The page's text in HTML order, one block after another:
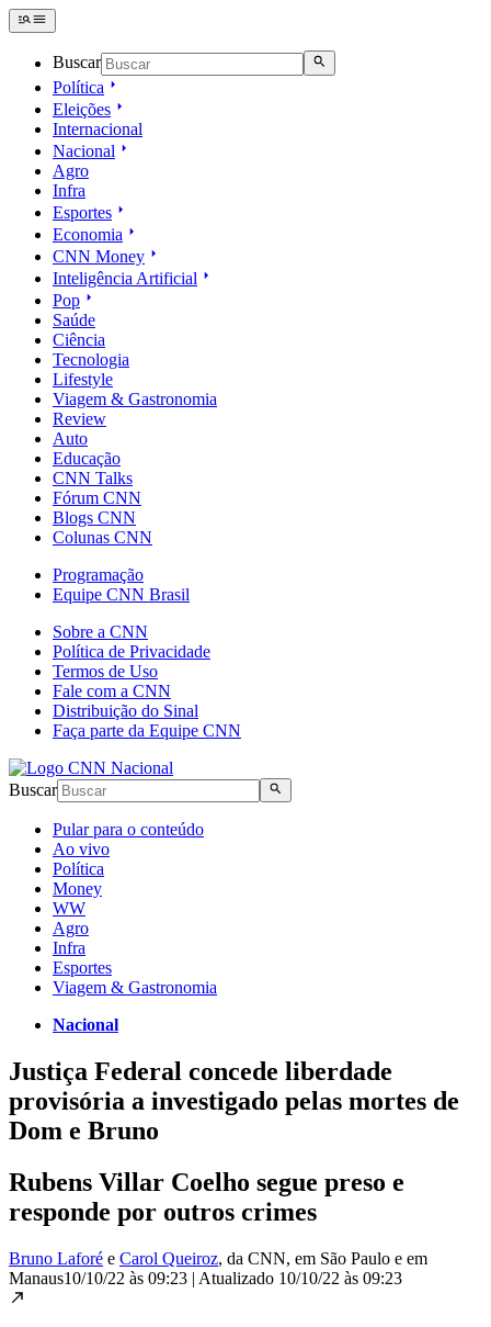
Buscar
Política
Eleições
Internacional
Nacional
Agro
Infra
Esportes
Economia
CNN Money
Inteligência Artificial
Pop
Saúde
Ciência
Tecnologia
Lifestyle
Viagem & Gastronomia
Review
Auto
Educação
CNN Talks
Fórum CNN
Blogs CNN
Colunas CNN
Programação
Equipe CNN Brasil
Sobre a CNN
Política de Privacidade
Termos de Uso
Fale com a CNN
Distribuição do Sinal
Faça parte da Equipe CNN
Buscar
Pular para o conteúdo
Ao vivo
Política
Money
WW
Agro
Infra
Esportes
Viagem & Gastronomia
Nacional
Justiça Federal concede liberdade
provisória a investigado pelas mortes de
Dom e Bruno
Rubens Villar Coelho segue preso e
responde por outros crimes​
Bruno Laforé e Carol Queiroz, da CNN, em São Paulo e em
Manaus10/10/22 às 09:23 | Atualizado 10/10/22 às 09:23